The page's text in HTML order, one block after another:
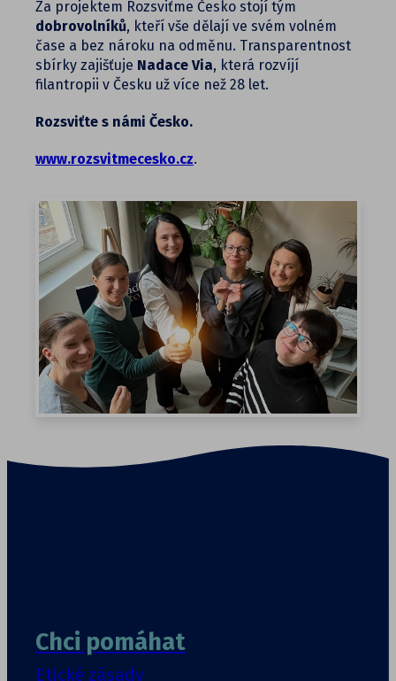
Za projektem Rozsviťme Česko stojí tým
dobrovolníků, kteří vše dělají ve svém volném
čase a bez nároku na odměnu. Transparentnost
sbírky zajišťuje Nadace Via, která rozvíjí
filantropii v Česku už více než 28 let.
Rozsviťte s námi Česko.
www.rozsvitmecesko.cz.
Chci pomáhat
Etické zásady